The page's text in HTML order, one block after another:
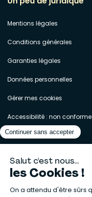
Mentions légales
Conditions générales
Garanties légales
Données personnelles
Gérer mes cookies
Accessibilité : non conforme